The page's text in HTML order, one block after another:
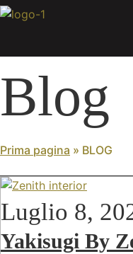
Vai
Blog
Prima pagina » BLOG
Luglio 8,
Yakisugi By